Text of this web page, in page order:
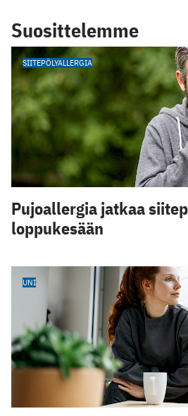
Suosittelemme
SIITEPÖLYALLERGIA
Pujoallergia jatkaa
loppukesään
UNI